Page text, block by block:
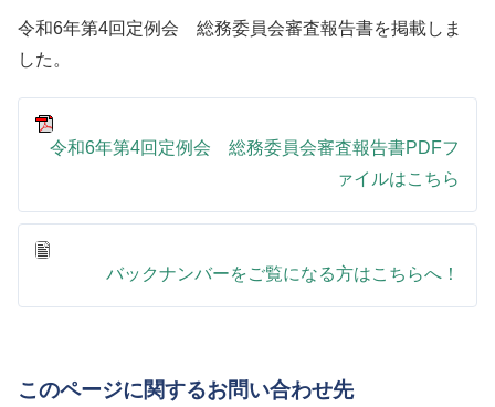
令和6年第4回定例会 総務委員会審査報告書を掲載しま
した。
令和6年第4回定例会 総務委員会審査報告書PDFフ
ァイルはこちら
バックナンバーをご覧になる方はこちらへ！
このページに関するお問い合わせ先